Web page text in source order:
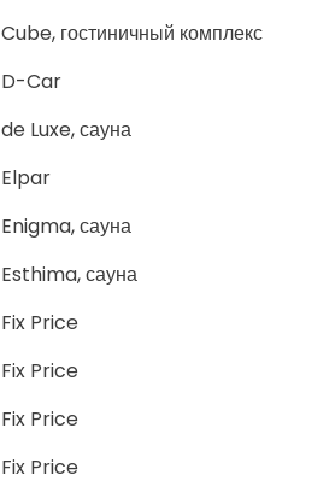
Cube, гостиничный комплекс
D-Car
de Luxe, сауна
Elpar
Enigma, сауна
Esthima, сауна
Fix Price
Fix Price
Fix Price
Fix Price